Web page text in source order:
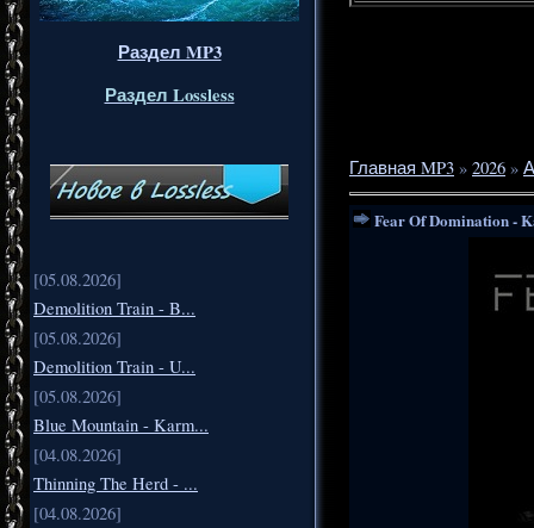
Раздел MP3
Раздел Lossless
[05.08.2026]
Demolition Train - B...
[05.08.2026]
Demolition Train - U...
[05.08.2026]
Blue Mountain - Karm...
[04.08.2026]
Thinning The Herd - ...
[04.08.2026]
Главная MP3 » 2026 »
Fear Of Domination -